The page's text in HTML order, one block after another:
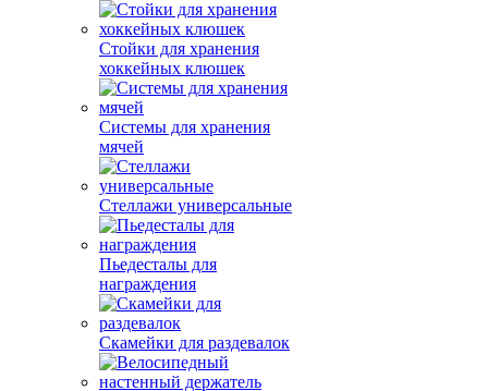
Стойки для хранения
хоккейных клюшек
Системы для хранения
мячей
Стеллажи универсальные
Пьедесталы для
награждения
Скамейки для раздевалок